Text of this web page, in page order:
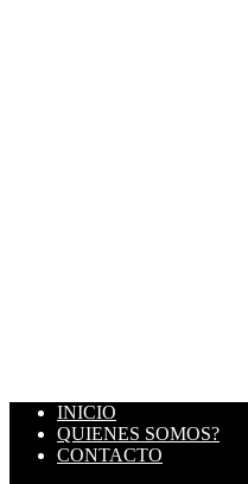
INICIO
QUIENES SOMOS?
CONTACTO